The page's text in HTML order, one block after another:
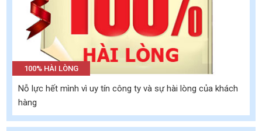
100% HÀI LÒNG
Nỗ lực hết mình vì uy tín công ty và sự hài lòng của khách
hàng